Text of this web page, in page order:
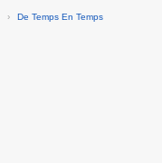
› De Temps En Temps